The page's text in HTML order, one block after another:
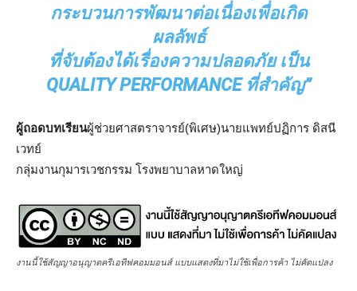
กระบวนการพัฒนาต่อเนื่องเพื่อเกิด
ผลลัพธ์
ที่จับต้องได้เรื่องความปลอดภัย เป็น
QUALITY PERFORMANCE ที่สำคัญ”
ผู้ถอดบทเรียนผู้ช่วยศาสตราจารย์(พิเศษ)นายแพทย์ปฏิการ ดิสนี
เวทย์
กลุ่มงานกุมารเวชกรรม โรงพยาบาลหาดใหญ่
งานนี้ใช้สัญญาอนุญาตครีเอทีฟคอมมอนส์ แบบแสดงที่มาไม่ใช้เพื่อการค้า ไม่คัดแปลง